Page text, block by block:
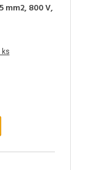
mm2, 800 V,
ks